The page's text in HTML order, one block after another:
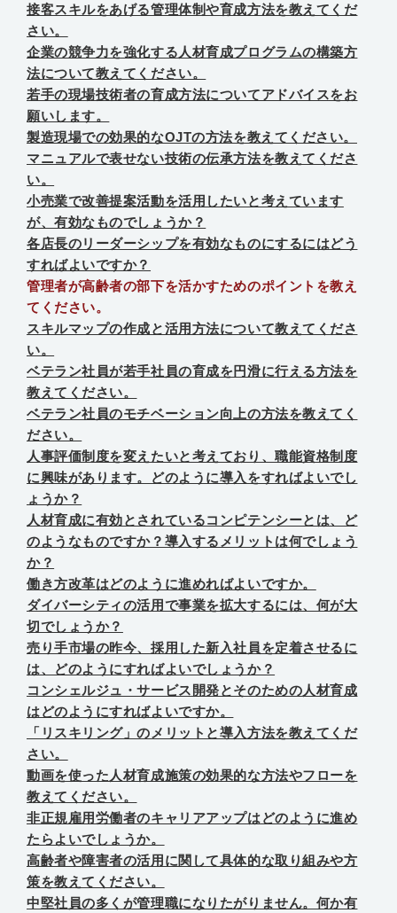
接客スキルをあげる管理体制や育成方法を教えてくだ
さい。
企業の競争力を強化する人材育成プログラムの構築方
法について教えてください。
若手の現場技術者の育成方法についてアドバイスをお
願いします。
製造現場での効果的なOJTの方法を教えてください。
マニュアルで表せない技術の伝承方法を教えてくださ
い。
小売業で改善提案活動を活用したいと考えています
が、有効なものでしょうか？
各店長のリーダーシップを有効なものにするにはどう
すればよいですか？
管理者が高齢者の部下を活かすためのポイントを教え
てください。
スキルマップの作成と活用方法について教えてくださ
い。
ベテラン社員が若手社員の育成を円滑に行える方法を
教えてください。
ベテラン社員のモチベーション向上の方法を教えてく
ださい。
人事評価制度を変えたいと考えており、職能資格制度
に興味があります。どのように導入をすればよいでし
ょうか？
人材育成に有効とされているコンピテンシーとは、ど
のようなものですか？導入するメリットは何でしょう
か？
働き方改革はどのように進めればよいですか。
ダイバーシティの活用で事業を拡大するには、何が大
切でしょうか？
売り手市場の昨今、採用した新入社員を定着させるに
は、どのようにすればよいでしょうか？
コンシェルジュ・サービス開発とそのための人材育成
はどのようにすればよいですか。
「リスキリング」のメリットと導入方法を教えてくだ
さい。
動画を使った人材育成施策の効果的な方法やフローを
教えてください。
非正規雇用労働者のキャリアアップはどのように進め
たらよいでしょうか。
高齢者や障害者の活用に関して具体的な取り組みや方
策を教えてください。
中堅社員の多くが管理職になりたがりません。何か有